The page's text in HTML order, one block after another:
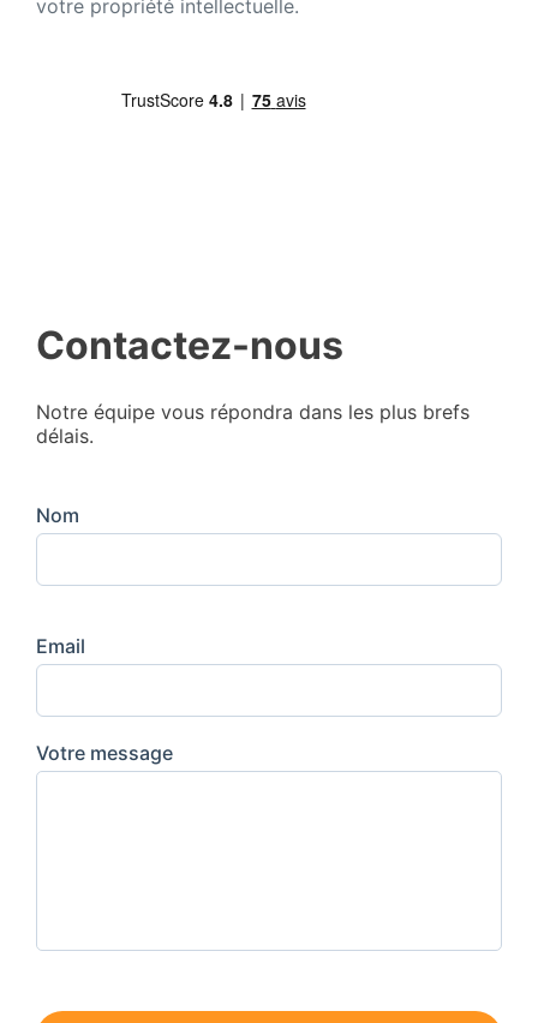
votre propriété intellectuelle.
Contactez-nous
Notre équipe vous répondra dans les plus brefs
délais.
Nom
Email
Votre message